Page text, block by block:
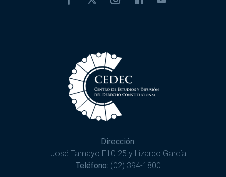
Dirección:
José Tamayo E10 25 y Lizardo García
Teléfono: (02) 394-1800